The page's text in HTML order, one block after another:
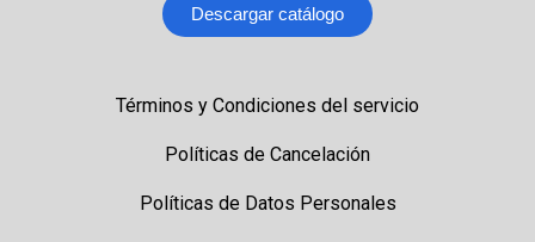
Descargar catálogo
Términos y Condiciones del servicio
Políticas de Cancelación
Políticas de Datos Personales